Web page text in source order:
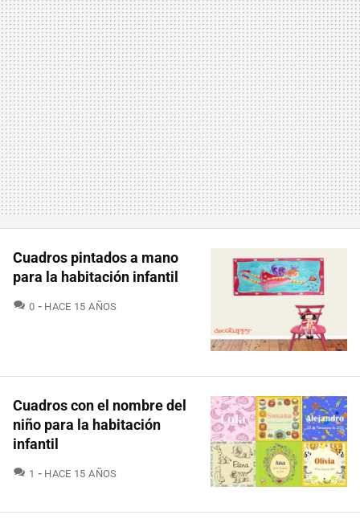
Cuadros pintados a mano
para la habitación infantil
0 COMENTARIOS
HACE 15 AÑOS
Cuadros con el nombre del
niño para la habitación
infantil
1 COMENTARIOS
HACE 15 AÑOS